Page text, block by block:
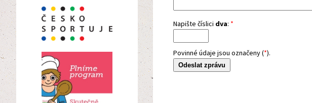
Napište číslici dva: *
Povinné údaje jsou označeny (*).